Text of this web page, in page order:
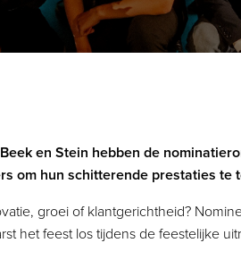
en Stein hebben de
om hun schitterende prestaties te
groei of klantgerichtheid?
het feest los tijdens de feestelijke